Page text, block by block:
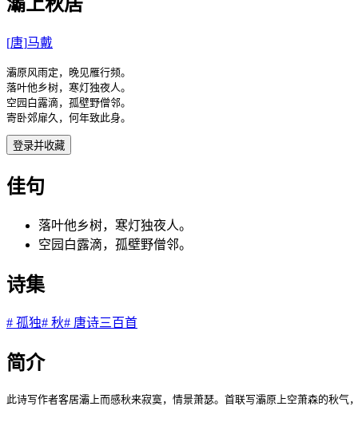
[唐]马戴
灞原风雨定，晚见雁行频。
落叶他乡树，寒灯独夜人。
空园白露滴，孤壁野僧邻。
寄卧郊扉久，何年致此身。
登录并收藏
佳句
落叶他乡树，寒灯独夜人。
空园白露滴，孤壁野僧邻。
诗集
# 孤独# 秋# 唐诗三百首
简介
此诗写作者客居灞上而感秋来寂寞，情景萧瑟。首联写灞原上空萧森的秋